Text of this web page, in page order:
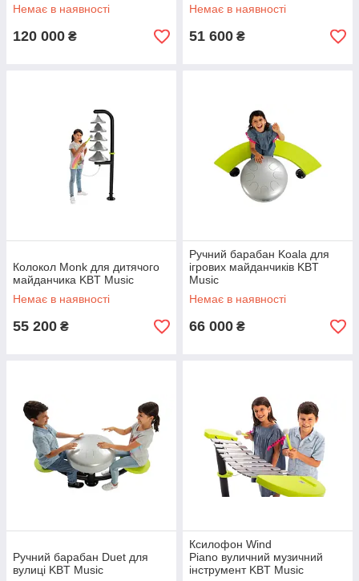
Немає в наявності
120 000 ₴
Немає в наявності
51 600 ₴
Колокол Monk для дитячого
майданчика KBT Music
Немає в наявності
55 200 ₴
Ручний барабан Koala для
ігрових майданчиків KBT
Music
Немає в наявності
66 000 ₴
Ручний барабан Duet для
вулиці KBT Music
Ксилофон Wind
Piano вуличний музичний
інструмент KBT Music